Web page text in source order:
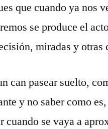
que cuando ya nos
se produce el
miradas y otras
can pasear suelto,
y no saber como
cuando se vaya a